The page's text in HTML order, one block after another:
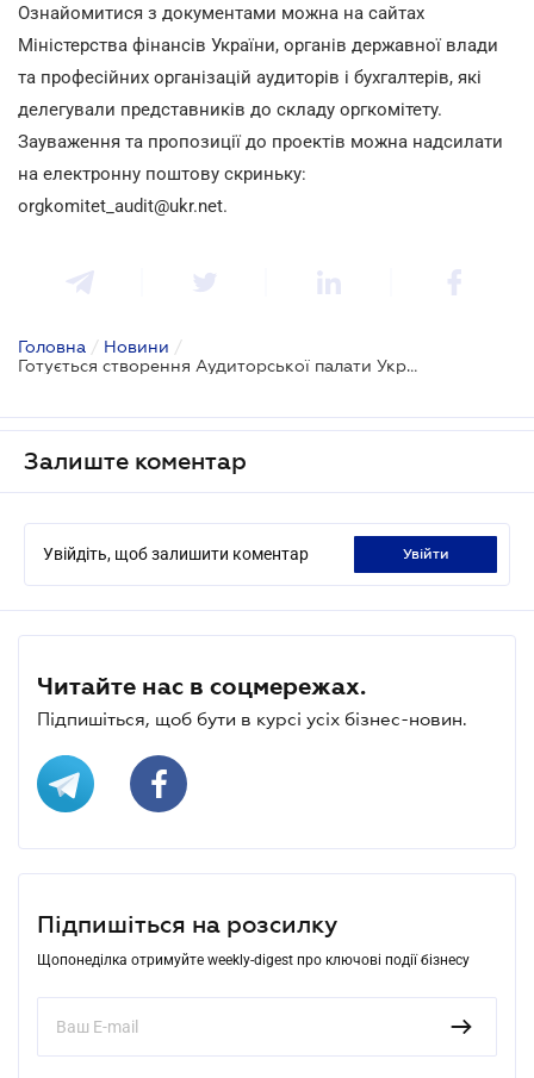
Ознайомитися з документами можна на сайтах
Міністерства фінансів України, органів державної влади
та професійних організацій аудиторів і бухгалтерів, які
делегували представників до складу оргкомітету.
Зауваження та пропозиції до проектів можна надсилати
на електронну поштову скриньку:
оrgkomitet_audit@ukr.net.
Головна / Новини /
Готується створення Аудиторської палати України
Залиште коментар
Увійдіть, щоб залишити коментар увійти
Читайте нас в соцмережах.
Підпишіться, щоб бути в курсі усіх бізнес-новин.
Підпишіться на розсилку
Щопонеділка отримуйте weekly-digest про ключові події бізнесу